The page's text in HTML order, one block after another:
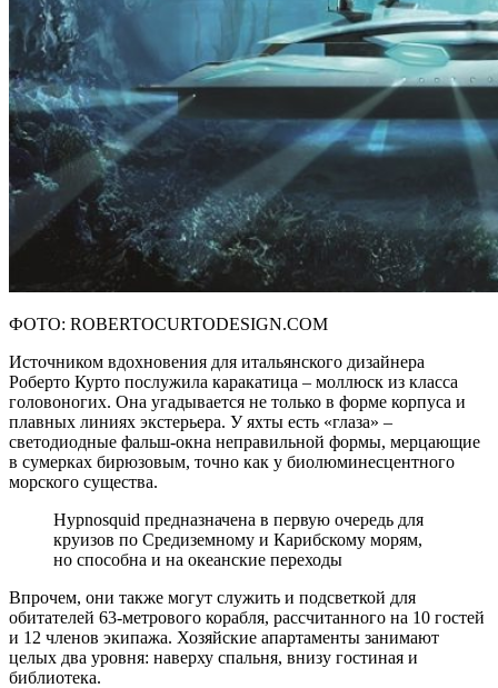
ФОТО: ROBERTOCURTODESIGN.COM
Источником вдохновения для итальянского дизайнера
Роберто Курто послужила каракатица – моллюск из класса
головоногих. Она угадывается не только в форме корпуса и
плавных линиях экстерьера. У яхты есть «глаза» –
светодиодные фальш-окна неправильной формы, мерцающие
в сумерках бирюзовым, точно как у биолюминесцентного
морского существа.
Hypnosquid предназначена в первую очередь для
круизов по Средиземному и Карибскому морям,
но способна и на океанские переходы
Впрочем, они также могут служить и подсветкой для
обитателей 63-метрового корабля, рассчитанного на 10 гостей
и 12 членов экипажа. Хозяйские апартаменты занимают
целых два уровня: наверху спальня, внизу гостиная и
библиотека.